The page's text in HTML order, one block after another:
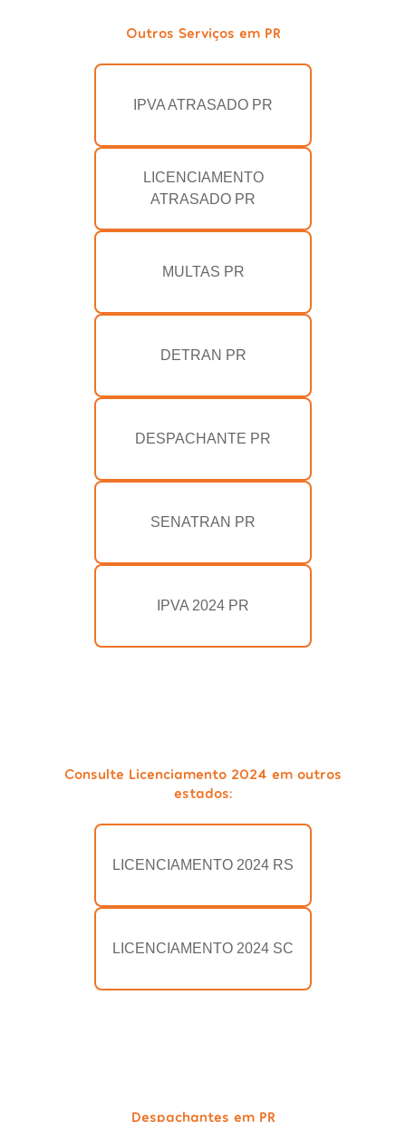
Outros Serviços em PR
IPVA ATRASADO PR
LICENCIAMENTO
ATRASADO PR
MULTAS PR
DETRAN PR
DESPACHANTE PR
SENATRAN PR
IPVA 2024 PR
Consulte Licenciamento 2024 em outros
estados:
LICENCIAMENTO 2024 RS
LICENCIAMENTO 2024 SC
Despachantes em PR